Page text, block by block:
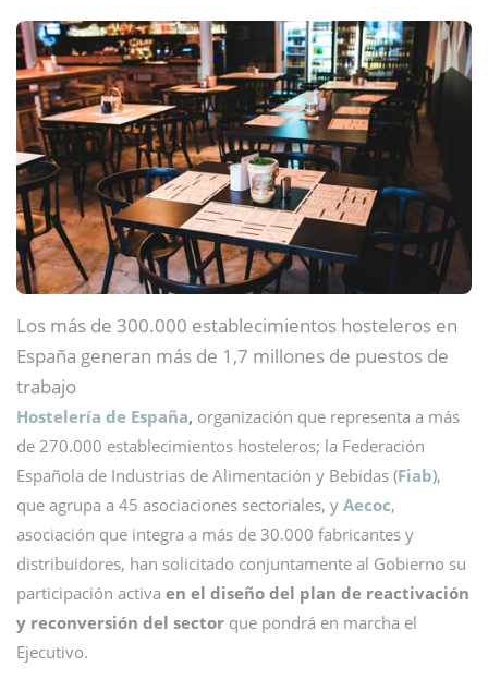
Los más de 300.000 establecimientos hosteleros en
España generan más de 1,7 millones de puestos de
trabajo
Hostelería de España, organización que representa a más
de 270.000 establecimientos hosteleros; la Federación
Española de Industrias de Alimentación y Bebidas (Fiab),
que agrupa a 45 asociaciones sectoriales, y Aecoc,
asociación que integra a más de 30.000 fabricantes y
distribuidores, han solicitado conjuntamente al Gobierno su
participación activa en el diseño del plan de reactivación
y reconversión del sector que pondrá en marcha el
Ejecutivo.